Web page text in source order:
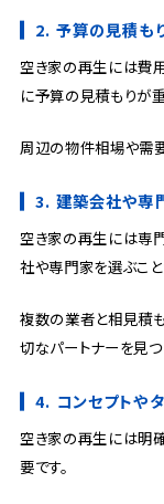
2. 予算の見積も
空き家の再生には費
に予算の見積もりが重
周辺の物件相場や需
3. 建築会社や専
空き家の再生には専
社や専門家を選ぶこと
複数の業者と相見積
切なパートナーを見つ
4. コンセプトや
空き家の再生には明
要です。